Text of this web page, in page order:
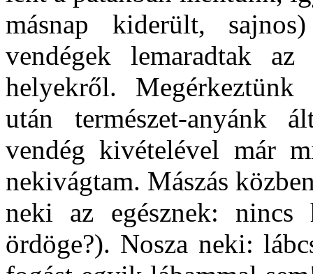
másnap kiderült,
vendégek lemaradtak az
helyekről. Megérkeztünk
után természet-anyánk
vendég kivételével már
nekivágtam. Mászás
neki az egésznek:
ördöge?). Nosza neki: